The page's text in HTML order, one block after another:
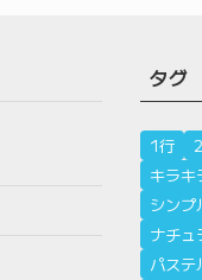
タグ
1行
キラキ
シンプ
ナチュ
パステ